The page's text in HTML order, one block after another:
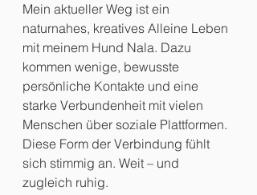
Mein aktueller Weg ist ein
naturnahes, kreatives Alleine Leben
mit meinem Hund Nala. Dazu
kommen wenige, bewusste
persönliche Kontakte und eine
starke Verbundenheit mit vielen
Menschen über soziale Plattformen.
Diese Form der Verbindung fühlt
sich stimmig an. Weit – und
zugleich ruhig.